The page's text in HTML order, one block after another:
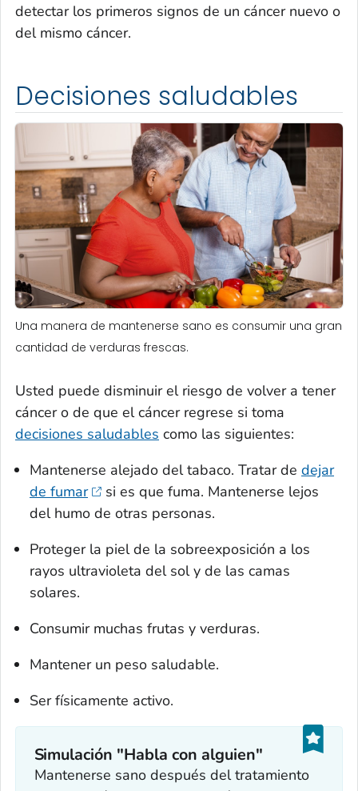
detectar los primeros signos de un cáncer nuevo o
del mismo cáncer.
Decisiones saludables
Una manera de mantenerse sano es consumir una gran
cantidad de verduras frescas.
Usted puede disminuir el riesgo de volver a tener
cáncer o de que el cáncer regrese si toma
decisiones saludables como las siguientes:
Mantenerse alejado del tabaco. Tratar de dejar
de fumar
si es que fuma. Mantenerse lejos
del humo de otras personas.
Proteger la piel de la sobreexposición a los
rayos ultravioleta del sol y de las camas
solares.
Consumir muchas frutas y verduras.
Mantener un peso saludable.
Ser físicamente activo.
Simulación "Habla con alguien"
Mantenerse sano después del tratamiento